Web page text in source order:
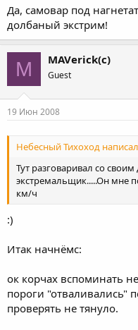
Да, самовар под
долбаный экстрим!
M MAVerick(c)
Guest
19 Июн 2008
Небесный Тихоход
Тут разговаривал со
экстремальщик.....Он мне
км/ч
:)
Итак начнёмс:
ок корчах вспоминать
пороги "отваливались"
проверять не тянуло.